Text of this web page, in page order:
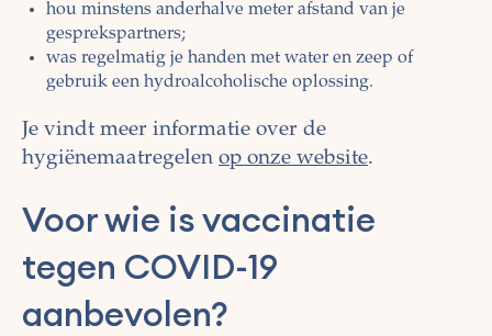
hou minstens anderhalve meter afstand van je
gesprekspartners;
was regelmatig je handen met water en zeep of
gebruik een hydroalcoholische oplossing.
Je vindt meer informatie over de
hygiënemaatregelen op onze website.
Voor wie is vaccinatie
tegen COVID-19
aanbevolen?